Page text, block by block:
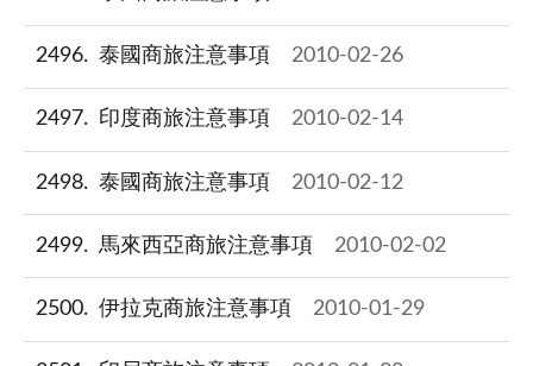
2496 泰國商旅注意事項 2010-02-26
2497 印度商旅注意事項 2010-02-14
2498 泰國商旅注意事項 2010-02-12
2499 馬來西亞商旅注意事項 2010-02-02
2500 伊拉克商旅注意事項 2010-01-29